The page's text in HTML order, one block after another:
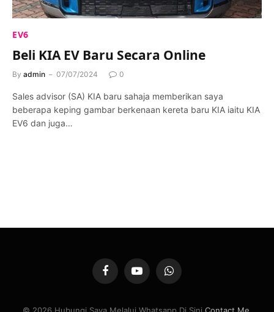
EV6
Beli KIA EV Baru Secara Online
By admin 07/07/2024 0
Sales advisor (SA) KIA baru sahaja memberikan saya
beberapa keping gambar berkenaan kereta baru KIA iaitu KIA
EV6 dan juga…
FacebookYouTubeWhatsApp
© 2026 Hubungi Saya Melalui Whatsapp Di Sini Contact Me